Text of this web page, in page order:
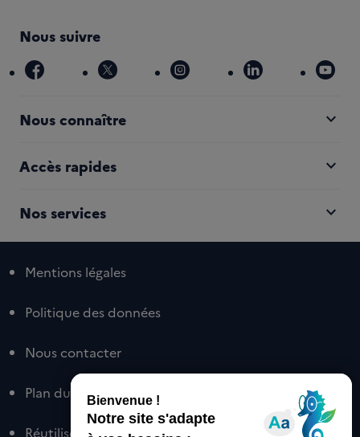
Nous suivre
facebook x instagram linkedin
Nous connaître expand_more
Accès rapides expand_more
Nos services expand_more
Mentions légales
Politique des données
Nous contacter
Plan du site
Réutiliser nos contenus